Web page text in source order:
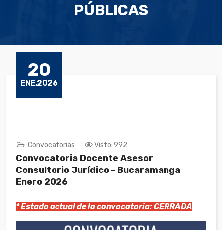
PÚBLICAS
20
ENE,2026
Convocatorias Visto: 992
Convocatoria Docente Asesor
Consultorio Jurídico - Bucaramanga
Enero 2026
* Estado actual de la convocatoria: CERRADA